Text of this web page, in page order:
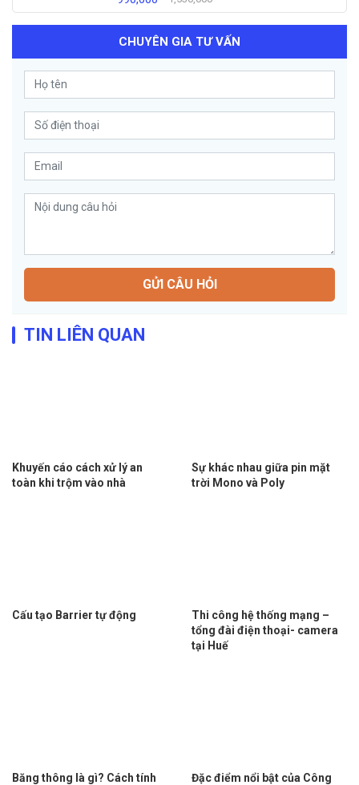
CHUYÊN GIA TƯ VẤN
GỬI CÂU HỎI
TIN LIÊN QUAN
Khuyến cáo cách xử lý an
toàn khi trộm vào nhà
Sự khác nhau giữa pin mặt
trời Mono và Poly
Cấu tạo Barrier tự động
Thi công hệ thống mạng –
tổng đài điện thoại- camera
tại Huế
Băng thông là gì? Cách tính
Đặc điểm nổi bật của Công